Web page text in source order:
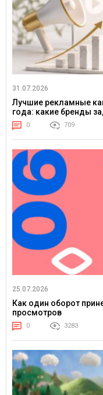
31.07.2026
Лучшие рекламные
года: какие бренды
0 709
25.07.2026
Как один оборот
просмотров
0 3283